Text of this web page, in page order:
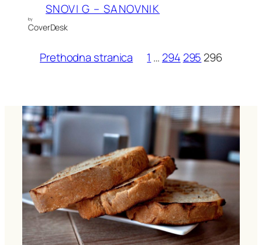
SNOVI G – SANOVNIK
by
CoverDesk
Prethodna stranica 1 … 294 295 296